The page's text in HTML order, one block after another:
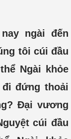
ngài đến
tôi cúi đầu
Ngài khỏe
đi đứng thoải
Đại vương
cúi đầu